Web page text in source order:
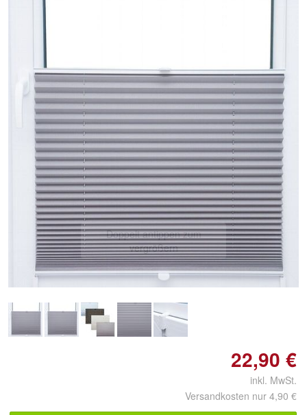
Doppelt antippen zum
vergrößern
22,90 €
inkl. MwSt.
Versandkosten nur 4,90 €